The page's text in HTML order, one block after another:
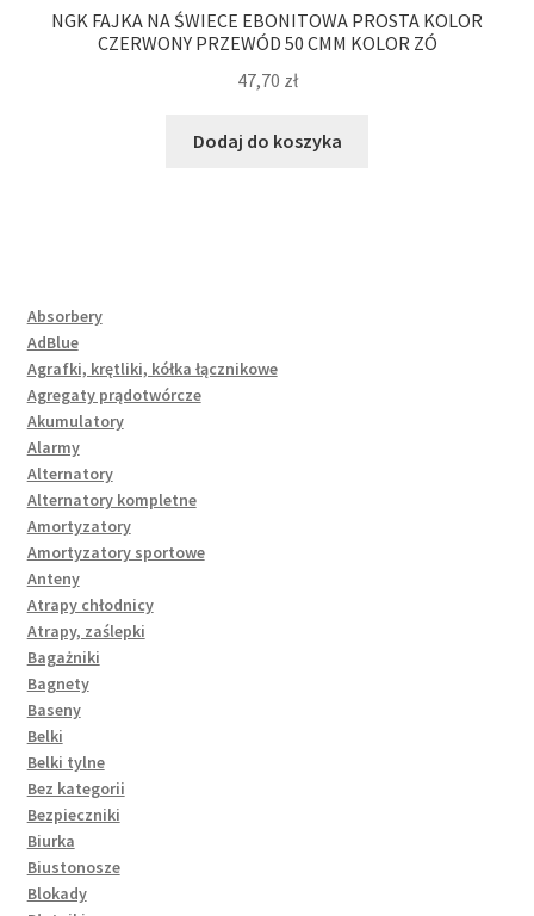
NGK FAJKA NA ŚWIECE EBONITOWA PROSTA KOLOR
CZERWONY PRZEWÓD 50 CMM KOLOR ZÓ
47,70 zł
Dodaj do koszyka
Absorbery
AdBlue
Agrafki, krętliki, kółka łącznikowe
Agregaty prądotwórcze
Akumulatory
Alarmy
Alternatory
Alternatory kompletne
Amortyzatory
Amortyzatory sportowe
Anteny
Atrapy chłodnicy
Atrapy, zaślepki
Bagażniki
Bagnety
Baseny
Belki
Belki tylne
Bez kategorii
Bezpieczniki
Biurka
Biustonosze
Blokady